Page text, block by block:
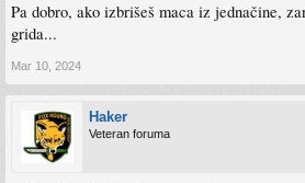
Pa dobro, ako izbrišeš maca iz jednačine,
grida...
Mar 10, 2024
Haker
Veteran foruma